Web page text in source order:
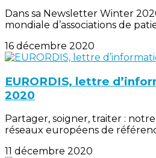
Dans sa Newsletter Winter
mondiale d’associations de
16 décembre 2020
EURORDIS, lettre
2020
Partager, soigner, traiter :
réseaux européens de
11 décembre 2020